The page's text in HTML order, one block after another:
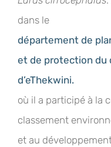
dans le
département de
et de protection du
d’eThekwini.
où il a participé à la
classement
et au